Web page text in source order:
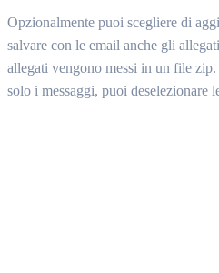
Opzionalmente puoi scegliere di
salvare con le email anche gli
allegati vengono messi in un file zip.
solo i messaggi, puoi deselezionare